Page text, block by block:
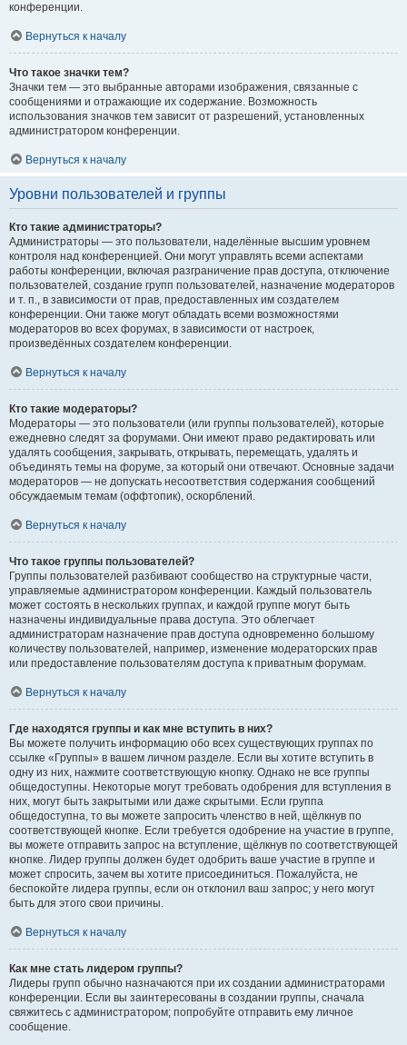
конференции.
Вернуться к началу
Что такое значки тем?
Значки тем — это выбранные авторами изображения, связанные с
сообщениями и отражающие их содержание. Возможность
использования значков тем зависит от разрешений, установленных
администратором конференции.
Вернуться к началу
Уровни пользователей и группы
Кто такие администраторы?
Администраторы — это пользователи, наделённые высшим уровнем
контроля над конференцией. Они могут управлять всеми аспектами
работы конференции, включая разграничение прав доступа, отключение
пользователей, создание групп пользователей, назначение модераторов
и т. п., в зависимости от прав, предоставленных им создателем
конференции. Они также могут обладать всеми возможностями
модераторов во всех форумах, в зависимости от настроек,
произведённых создателем конференции.
Вернуться к началу
Кто такие модераторы?
Модераторы — это пользователи (или группы пользователей), которые
ежедневно следят за форумами. Они имеют право редактировать или
удалять сообщения, закрывать, открывать, перемещать, удалять и
объединять темы на форуме, за который они отвечают. Основные задачи
модераторов — не допускать несоответствия содержания сообщений
обсуждаемым темам (оффтопик), оскорблений.
Вернуться к началу
Что такое группы пользователей?
Группы пользователей разбивают сообщество на структурные части,
управляемые администратором конференции. Каждый пользователь
может состоять в нескольких группах, и каждой группе могут быть
назначены индивидуальные права доступа. Это облегчает
администраторам назначение прав доступа одновременно большому
количеству пользователей, например, изменение модераторских прав
или предоставление пользователям доступа к приватным форумам.
Вернуться к началу
Где находятся группы и как мне вступить в них?
Вы можете получить информацию обо всех существующих группах по
ссылке «Группы» в вашем личном разделе. Если вы хотите вступить в
одну из них, нажмите соответствующую кнопку. Однако не все группы
общедоступны. Некоторые могут требовать одобрения для вступления в
них, могут быть закрытыми или даже скрытыми. Если группа
общедоступна, то вы можете запросить членство в ней, щёлкнув по
соответствующей кнопке. Если требуется одобрение на участие в группе,
вы можете отправить запрос на вступление, щёлкнув по соответствующей
кнопке. Лидер группы должен будет одобрить ваше участие в группе и
может спросить, зачем вы хотите присоединиться. Пожалуйста, не
беспокойте лидера группы, если он отклонил ваш запрос; у него могут
быть для этого свои причины.
Вернуться к началу
Как мне стать лидером группы?
Лидеры групп обычно назначаются при их создании администраторами
конференции. Если вы заинтересованы в создании группы, сначала
свяжитесь с администратором; попробуйте отправить ему личное
сообщение.